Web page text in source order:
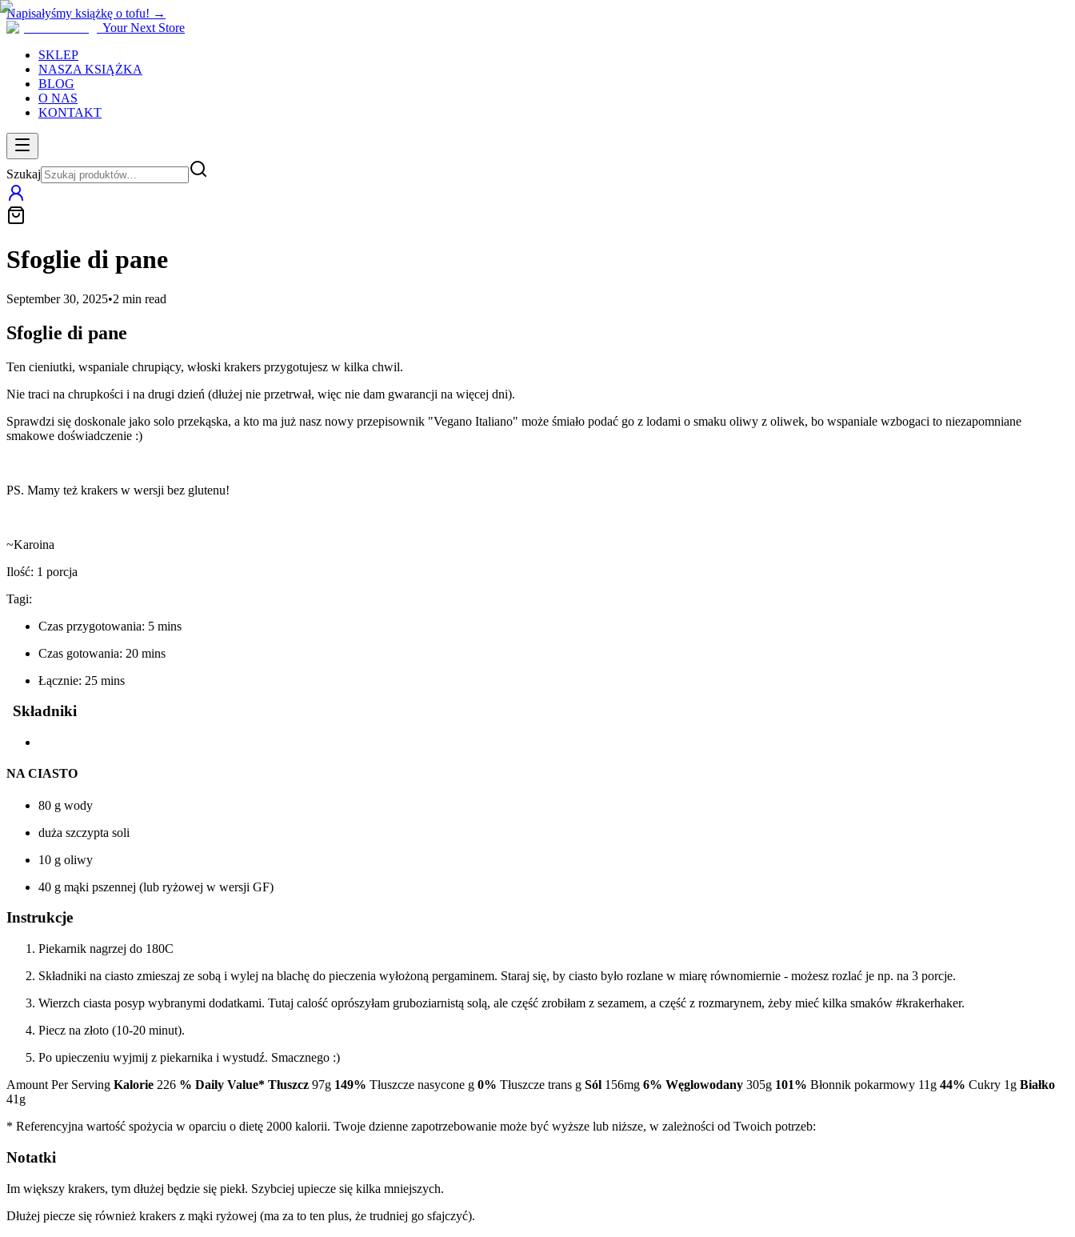
Napisałyśmy książkę o tofu! →
Your Next Store
SKLEP
NASZA KSIĄŻKA
BLOG
O NAS
KONTAKT
Szukaj
Sfoglie di pane
September 30, 2025•2 min read
Sfoglie di pane
Ten cieniutki, wspaniale chrupiący, włoski krakers przygotujesz w kilka chwil.
Nie traci na chrupkości i na drugi dzień (dłużej nie przetrwał, więc nie dam gwarancji na więcej dni).
Sprawdzi się doskonale jako solo przekąska, a kto ma już nasz nowy przepisownik "Vegano Italiano" może śmiało podać go z lodami o smaku oliwy z oliwek, bo wspaniale wzbogaci to niezapomniane
smakowe doświadczenie :)
PS. Mamy też krakers w wersji bez glutenu!
~Karoina
Ilość: 1 porcja
Tagi:
Czas przygotowania: 5 mins
Czas gotowania: 20 mins
Łącznie: 25 mins
Składniki
NA CIASTO
80 g wody
duża szczypta soli
10 g oliwy
40 g mąki pszennej (lub ryżowej w wersji GF)
Instrukcje
Piekarnik nagrzej do 180C
Składniki na ciasto zmieszaj ze sobą i wylej na blachę do pieczenia wyłożoną pergaminem. Staraj się, by ciasto było rozlane w miarę równomiernie - możesz rozlać je np. na 3 porcje.
Wierzch ciasta posyp wybranymi dodatkami. Tutaj calość oprószyłam gruboziarnistą solą, ale część zrobiłam z sezamem, a część z rozmarynem, żeby mieć kilka smaków #krakerhaker.
Piecz na złoto (10-20 minut).
Po upieczeniu wyjmij z piekarnika i wystudź. Smacznego :)
Amount Per Serving Kalorie 226 % Daily Value* Tłuszcz 97g 149% Tłuszcze nasycone g 0% Tłuszcze trans g Sól 156mg 6% Węglowodany 305g 101% Błonnik pokarmowy 11g 44% Cukry 1g Białko
41g
* Referencyjna wartość spożycia w oparciu o dietę 2000 kalorii. Twoje dzienne zapotrzebowanie może być wyższe lub niższe, w zależności od Twoich potrzeb:
Notatki
Im większy krakers, tym dłużej będzie się piekł. Szybciej upiecze się kilka mniejszych.
Dłużej piecze się również krakers z mąki ryżowej (ma za to ten plus, że trudniej go sfajczyć).